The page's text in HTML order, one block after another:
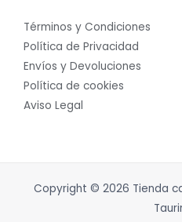
Términos y Condiciones
Política de Privacidad
Envíos y Devoluciones
Política de cookies
Aviso Legal
Copyright © 2026 Tienda